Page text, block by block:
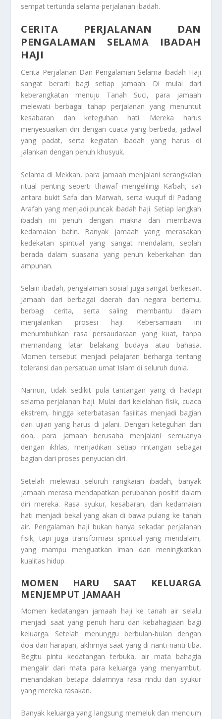
sempat tertunda selama perjalanan ibadah.
CERITA PERJALANAN DAN
PENGALAMAN SELAMA IBADAH
HAJI
Cerita Perjalanan Dan Pengalaman Selama Ibadah Haji
sangat berarti bagi setiap jamaah. Di mulai dari
keberangkatan menuju Tanah Suci, para jamaah
melewati berbagai tahap perjalanan yang menuntut
kesabaran dan keteguhan hati. Mereka harus
menyesuaikan diri dengan cuaca yang berbeda, jadwal
yang padat, serta kegiatan ibadah yang harus di
jalankan dengan penuh khusyuk.
Selama di Mekkah, para jamaah menjalani serangkaian
ritual penting seperti thawaf mengelilingi Ka’bah, sa’i
antara bukit Safa dan Marwah, serta wuquf di Padang
Arafah yang menjadi puncak ibadah haji. Setiap langkah
ibadah ini penuh dengan makna dan membawa
kedamaian batin. Banyak jamaah yang merasakan
kedekatan spiritual yang sangat mendalam, seolah
berada dalam suasana yang penuh keberkahan dan
ampunan.
Selain ibadah, pengalaman sosial juga sangat berkesan.
Jamaah dari berbagai daerah dan negara bertemu,
berbagi cerita, serta saling membantu dalam
menjalankan prosesi haji. Kebersamaan ini
menumbuhkan rasa persaudaraan yang kuat, tanpa
memandang latar belakang budaya atau bahasa.
Momen tersebut menjadi pelajaran berharga tentang
toleransi dan persatuan umat Islam di seluruh dunia.
Namun, tidak sedikit pula tantangan yang di hadapi
selama perjalanan haji. Mulai dari kelelahan fisik, cuaca
ekstrem, hingga keterbatasan fasilitas menjadi bagian
dari ujian yang harus di jalani. Dengan keteguhan dan
doa, para jamaah berusaha menjalani semuanya
dengan ikhlas, menjadikan setiap rintangan sebagai
bagian dari proses penyucian diri.
Setelah melewati seluruh rangkaian ibadah, banyak
jamaah merasa mendapatkan perubahan positif dalam
diri mereka. Rasa syukur, kesabaran, dan kedamaian
hati menjadi bekal yang akan di bawa pulang ke tanah
air. Pengalaman haji bukan hanya sekadar perjalanan
fisik, tapi juga transformasi spiritual yang mendalam,
yang mampu menguatkan iman dan meningkatkan
kualitas hidup.
MOMEN HARU SAAT KELUARGA
MENJEMPUT JAMAAH
Momen kedatangan jamaah haji ke tanah air selalu
menjadi saat yang penuh haru dan kebahagiaan bagi
keluarga. Setelah menunggu berbulan-bulan dengan
doa dan harapan, akhirnya saat yang di nanti-nanti tiba.
Begitu pintu kedatangan terbuka, air mata bahagia
mengalir dari mata para keluarga yang menyambut,
menandakan betapa dalamnya rasa rindu dan syukur
yang mereka rasakan.
Banyak keluarga yang langsung memeluk dan mencium